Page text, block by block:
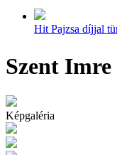
Hit Pajzsa díjjal
Szent Imre
Képgaléria